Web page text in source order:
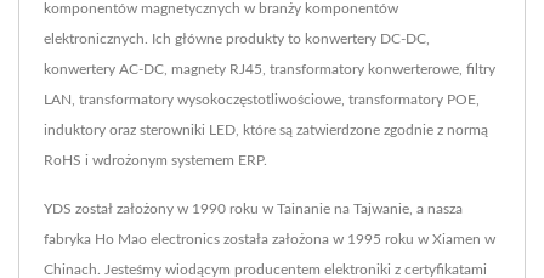
komponentów magnetycznych w branży komponentów
elektronicznych. Ich główne produkty to konwertery DC-DC,
konwertery AC-DC, magnety RJ45, transformatory konwerterowe, filtry
LAN, transformatory wysokoczęstotliwościowe, transformatory POE,
induktory oraz sterowniki LED, które są zatwierdzone zgodnie z normą
RoHS i wdrożonym systemem ERP.
YDS został założony w 1990 roku w Tainanie na Tajwanie, a nasza
fabryka Ho Mao electronics została założona w 1995 roku w Xiamen w
Chinach. Jesteśmy wiodącym producentem elektroniki z certyfikatami